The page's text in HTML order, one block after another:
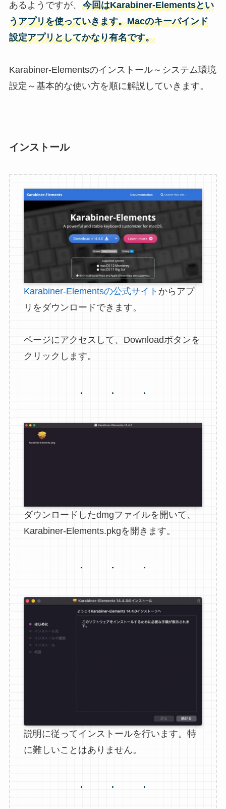
あるようですが、 今回はKarabiner-Elementsとい
うアプリを使っていきます。Macのキーバインド
設定アプリとしてかなり有名です。
Karabiner-Elementsのインストール～システム環境
設定～基本的な使い方を順に解説していきます。
インストール
Karabiner-Elementsの公式サイト からアプ
リをダウンロードできます。
ページにアクセスして、Downloadボタンを
クリックします。
ダウンロードしたdmgファイルを開いて、
Karabiner-Elements.pkgを開きます。
説明に従ってインストールを行います。特
に難しいことはありません。